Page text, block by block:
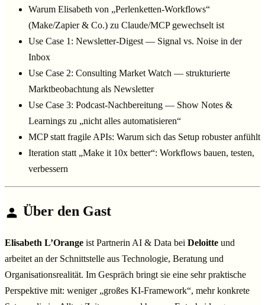
Warum Elisabeth von „Perlenketten-Workflows“
(Make/Zapier & Co.) zu Claude/MCP gewechselt ist
Use Case 1: Newsletter-Digest — Signal vs. Noise in der
Inbox
Use Case 2: Consulting Market Watch — strukturierte
Marktbeobachtung als Newsletter
Use Case 3: Podcast-Nachbereitung — Show Notes &
Learnings zu „nicht alles automatisieren“
MCP statt fragile APIs: Warum sich das Setup robuster anfühlt
Iteration statt „Make it 10x better“: Workflows bauen, testen,
verbessern
Über den Gast
Elisabeth L’Orange ist Partnerin AI & Data bei Deloitte und
arbeitet an der Schnittstelle aus Technologie, Beratung und
Organisationsrealität. Im Gespräch bringt sie eine sehr praktische
Perspektive mit: weniger „großes KI-Framework“, mehr konkrete